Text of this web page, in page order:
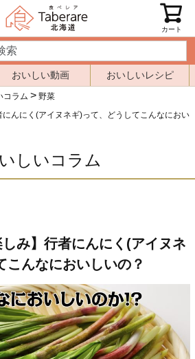
カート
おいしい動画 おいしいレシピ
コラム
野菜
にんにく(アイヌネギ)って、どうしてこんなにおい
しいコラム
しみ】行者にんにく(アイヌネ
こんなにおいしいの？